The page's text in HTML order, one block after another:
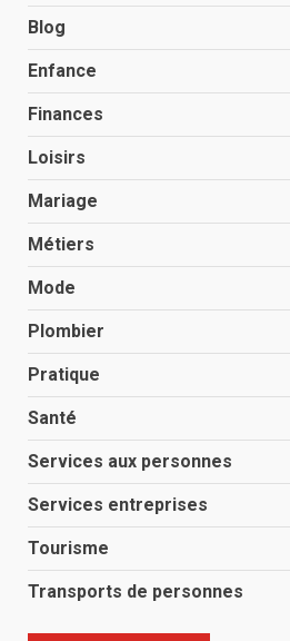
Blog
Enfance
Finances
Loisirs
Mariage
Métiers
Mode
Plombier
Pratique
Santé
Services aux personnes
Services entreprises
Tourisme
Transports de personnes